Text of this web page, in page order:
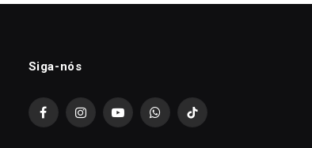
Siga-nós
FacebookInstagramYouTubeWhatsAppTikTok